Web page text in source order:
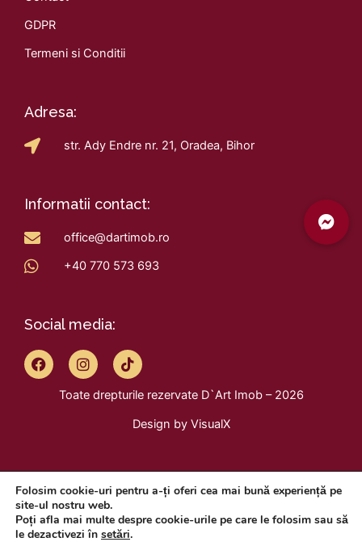
GDPR
Termeni si Conditii
Adresa:
str. Ady Endre nr. 21, Oradea, Bihor
Informatii contact:
office@dartimob.ro
+40 770 573 693
Social media:
F
a
I
n
t
m
T
i
t
k
Toate drepturile rezervate D`Art Imob – 2026
Design by VisualX
Folosim cookie-uri pentru a-ți oferi cea mai bună experiență pe
site-ul nostru web.
Poți afla mai multe despre cookie-urile pe care le folosim sau să
le dezactivezi în setări.